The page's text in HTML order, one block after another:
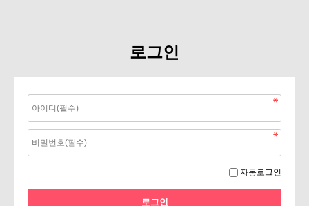
로그인
자동로그인